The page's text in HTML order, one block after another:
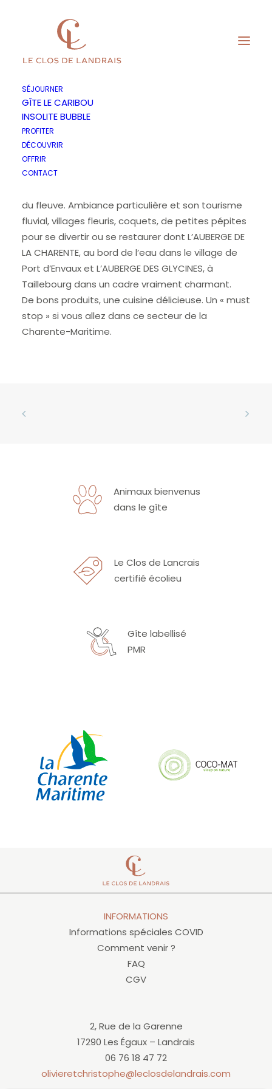
SÉJOURNER
GÎTE LE CARIBOU
INSOLITE BUBBLE
PROFITER
DÉCOUVRIR
OFFRIR
CONTACT
En bord de charente
Passer la journée à se perdre et visiter le coin des
du fleuve. Ambiance particulière et son tourisme
fluvial, villages fleuris, coquets, de petites pépites
pour se divertir ou se restaurer dont L’AUBERGE DE
LA CHARENTE, au bord de l’eau dans le village de
Port d’Envaux et L’AUBERGE DES GLYCINES, à
Taillebourg dans un cadre vraiment charmant.
De bons produits, une cuisine délicieuse. Un « must
stop » si vous allez dans ce secteur de la
Charente-Maritime.
Animaux bienvenus
dans le gîte
Le Clos de Lancrais
certifié écolieu
Gîte labellisé
PMR
INFORMATIONS
Informations spéciales COVID
Comment venir ?
FAQ
CGV
2, Rue de la Garenne
17290 Les Égaux – Landrais
06 76 18 47 72
olivieretchristophe@leclosdelandrais.com